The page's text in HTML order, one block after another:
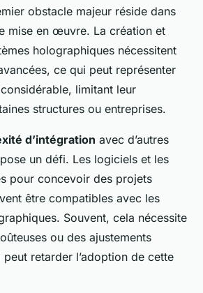
obstacle majeur réside dans
mise en œuvre. La création et
holographiques nécessitent
ce qui peut représenter
limitant leur
structures ou entreprises.
d’intégration avec d’autres
un défi. Les logiciels et les
pour concevoir des projets
être compatibles avec les
Souvent, cela nécessite
ou des ajustements
retarder l’adoption de cette